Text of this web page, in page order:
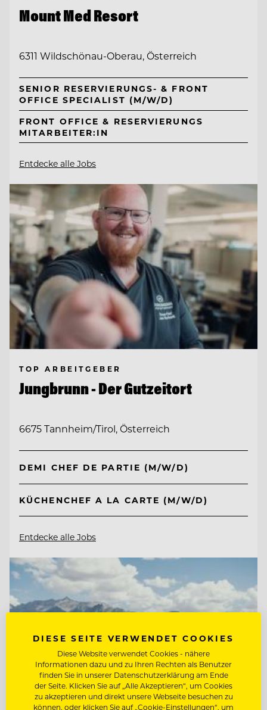
Mount Med Resort
6311 Wildschönau-Oberau, Österreich
SENIOR RESERVIERUNGS- & FRONT
OFFICE SPECIALIST (M/W/D)
FRONT OFFICE & RESERVIERUNGS
MITARBEITER:IN
Entdecke alle Jobs
TOP ARBEITGEBER
Jungbrunn - Der Gutzeitort
6675 Tannheim/Tirol, Österreich
DEMI CHEF DE PARTIE (M/W/D)
KÜCHENCHEF A LA CARTE (M/W/D)
Entdecke alle Jobs
DIESE SEITE VERWENDET COOKIES
Diese Website verwendet Cookies - nähere
Informationen dazu und zu Ihren Rechten als Benutzer
finden Sie in unserer Datenschutzerklärung am Ende
der Seite. Klicken Sie auf „Alle Akzeptieren“, um Cookies
zu akzeptieren und direkt unsere Webseite besuchen zu
können, oder klicken Sie auf „Cookie-Einstellungen“, um